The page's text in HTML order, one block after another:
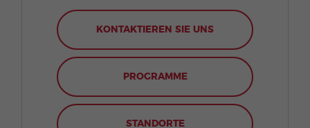
KONTAKTIEREN SIE UNS
PROGRAMME
STANDORTE